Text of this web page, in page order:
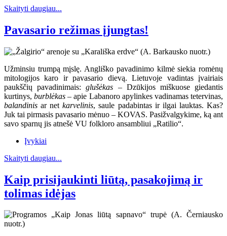
Skaityti daugiau...
Pavasario režimas įjungtas!
Užminsiu trumpą mįslę. Angliško pavadinimo kilmė siekia romėnų
mitologijos karo ir pavasario dievą. Lietuvoje vadintas įvairiais
paukščių pavadinimais:glušėkas – Dzūkijos miškuose giedantis
kurtinys,burblėkas– apie Labanoro apylinkes vadinamas tetervinas,
balandinisar netkarvelinis, saule padabintas ir ilgai lauktas. Kas?
Juk tai pirmasis pavasario mėnuo – KOVAS. Pasižvalgykime, ką ant
savo sparnų jis atnešė VU folkloro ansambliui „Ratilio“.
Įvykiai
Skaityti daugiau...
Kaip prisijaukinti liūtą, pasakojimą ir
tolimas idėjas